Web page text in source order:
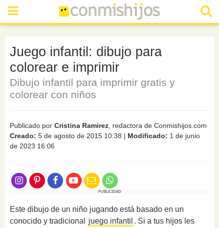
Juego infantil: dibujo para
colorear e imprimir
Dibujo infantil para imprimir gratis y
colorear con niños
Publicado por Cristina Ramirez , redactora de Conmishijos.com
Creado: 5 de agosto de 2015 10:38 | Modificado: 1 de junio
de 2023 16:06
PUBLICIDAD
Este dibujo de un niño jugando está basado en un
conocido y tradicional
juego infantil . Si a tus hijos les